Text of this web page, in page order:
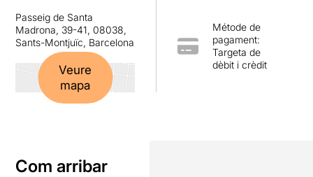
Passeig de Santa
Madrona, 39-41, 08038,
Sants-Montjuïc, Barcelona
Veure
mapa
Métode de
pagament:
Targeta de
dèbit i crèdit
Com arribar